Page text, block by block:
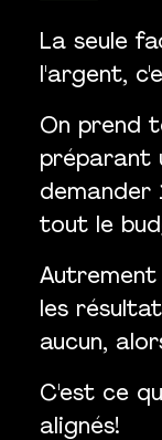
La seule
l'argent,
On prend
préparant
demander
tout le
les
aucun,
C'est ce
alignés!